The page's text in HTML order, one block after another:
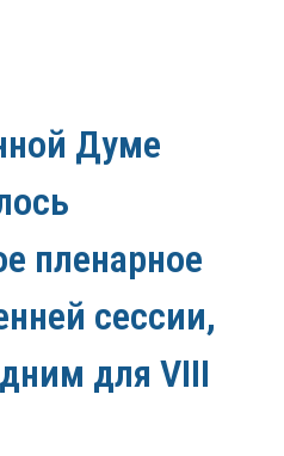
Думе
пленарное
сессии,
для VIII